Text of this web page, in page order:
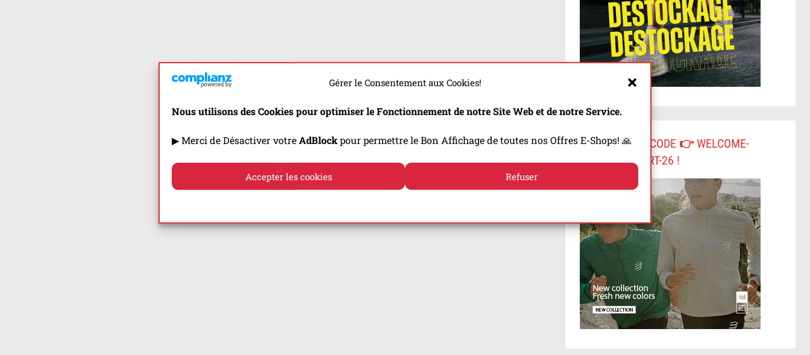
Gérer le Consentement aux Cookies!
Nous utilisons des Cookies pour optimiser le Fonctionnement de notre Site Web et de notre Service.
▶ Merci de Désactiver votreAdBlockpour permettre le Bon Affichage de toutes nos Offres E-Shops! 🙏
Accepter les cookies Refuser
-10% AVEC LE CODE 👉 WELCOME-
COMPRESSPORT-26 !